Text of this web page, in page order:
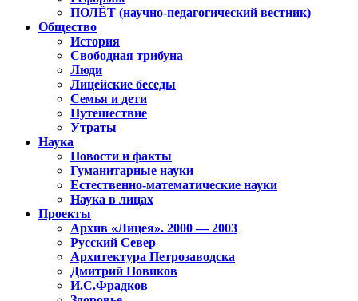
ПОЛЁТ (научно-педагогический вестник)
Общество
История
Свободная трибуна
Люди
Лицейские беседы
Семья и дети
Путешествие
Утраты
Наука
Новости и факты
Гуманитарные науки
Естественно-математические науки
Наука в лицах
Проекты
Архив «Лицея». 2000 — 2003
Русский Север
Архитектура Петрозаводска
Дмитрий Новиков
И.С.Фрадков